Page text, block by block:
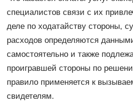
специалистов связи с их
деле по ходатайству стороны,
расходов определяются
самостоятельно и также
проигравшей стороны по
правило применяется к
свидетелям.